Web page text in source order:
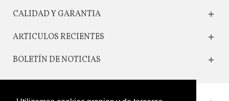
CALIDAD Y GARANTIA
ARTICULOS RECIENTES
BOLETÍN DE NOTICIAS